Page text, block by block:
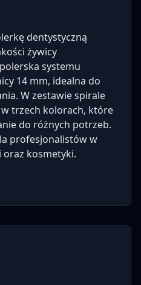
dentystyczną
żywicy
systemu
14 mm, idealna do
W zestawie spirale
w trzech kolorach, które
do różnych potrzeb.
profesjonalistów w
kosmetyki.